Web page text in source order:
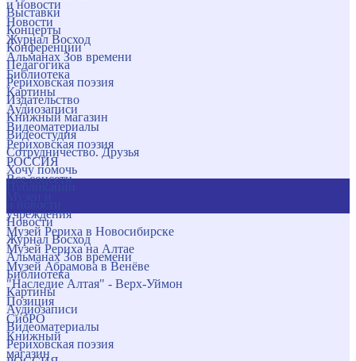
и новости
Новости
Журнал Восход
Альманах Зов времени
Библиотека
Картины
Аудиозаписи
Видеоматериалы
Рериховская поэзия
РОССИЯ
Все соцсети
учреждения
Музей Рериха в Новосибирске
Музей Рериха на Алтае
Музей Абрамова в Венёве
"Наследие Алтая" - Верх-Уймон
Позиция
СибРО
Книжный
магазин
Выставки
Концерты
Конференции
Педагогика
Рериховская поэзия
Издательство
Книжный магазин
Видеостудия
Сотрудничество. Друзья
Хочу помочь
Новости
Журнал Восход
Альманах Зов времени
Библиотека
Картины
Аудиозаписи
Видеоматериалы
Рериховская поэзия